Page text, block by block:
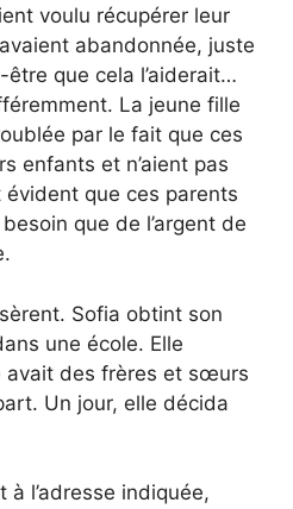
voulu récupérer leur
abandonnée, juste
être que cela l’aiderait…
La jeune fille
par le fait que ces
enfants et n’aient pas
évident que ces parents
que de l’argent de
Sofia obtint son
une école. Elle
avait des frères et sœurs
Un jour, elle décida
l’adresse indiquée,